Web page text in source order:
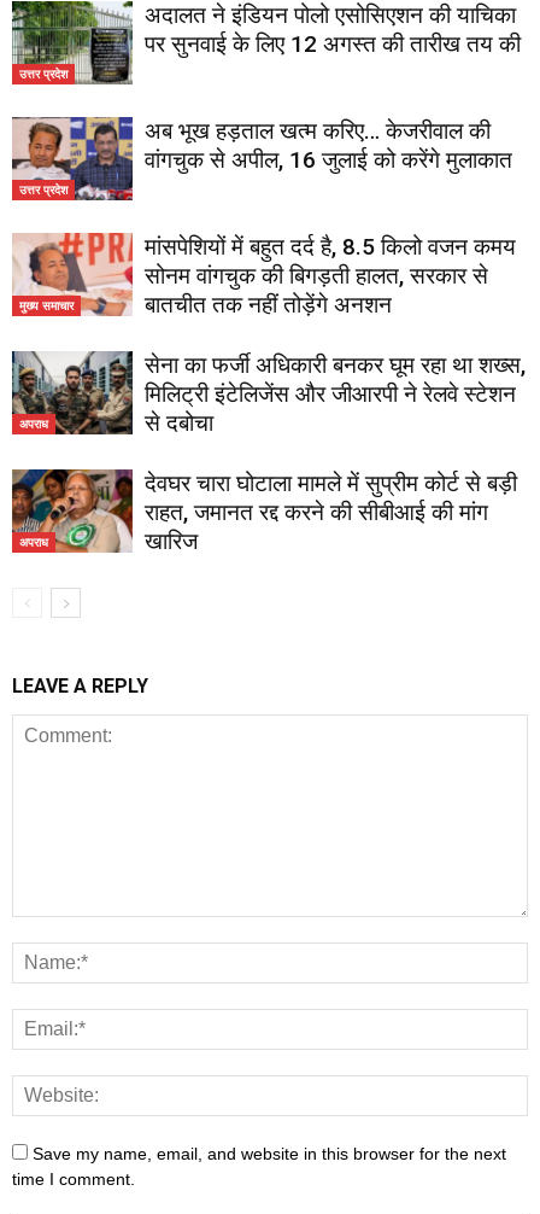
उत्तर प्रदेश
अदालत ने इंडियन पोलो एसोसिएशन की याचिका
पर सुनवाई के लिए 12 अगस्त की तारीख तय की
उत्तर प्रदेश
अब भूख हड़ताल खत्म करिए… केजरीवाल की
वांगचुक से अपील, 16 जुलाई को करेंगे मुलाकात
मुख्य समाचार
मांसपेशियों में बहुत दर्द है, 8.5 किलो वजन कमय
सोनम वांगचुक की बिगड़ती हालत, सरकार से
बातचीत तक नहीं तोड़ेंगे अनशन
अपराध
सेना का फर्जी अधिकारी बनकर घूम रहा था शख्स,
मिलिट्री इंटेलिजेंस और जीआरपी ने रेलवे स्टेशन
से दबोचा
अपराध
देवघर चारा घोटाला मामले में सुप्रीम कोर्ट से बड़ी
राहत, जमानत रद्द करने की सीबीआई की मांग
खारिज
LEAVE A REPLY
Save my name, email, and website in this browser for the next
time I comment.